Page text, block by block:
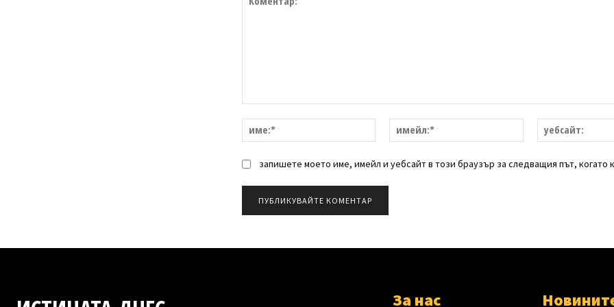
имейл:*
запишете моето име, имейл и уебсайт в този браузър за следващия път, когато
За нас